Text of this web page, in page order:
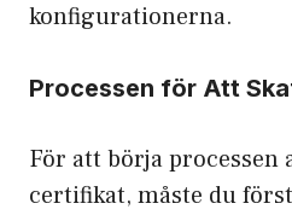
konfigurationerna.
Processen för Att
För att börja processen
certifikat, måste du